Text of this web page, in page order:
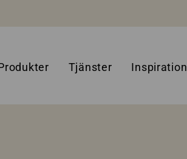
Tjänster Inspiration